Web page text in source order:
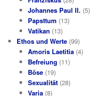
Johannes Paul II. (5)
Papsttum (13)
Vatikan (13)
Ethos und Werte (99)
Amoris Laetitia(4)
Befreiung (11)
Böse(19)
Sexualität(28)
Varia(8)